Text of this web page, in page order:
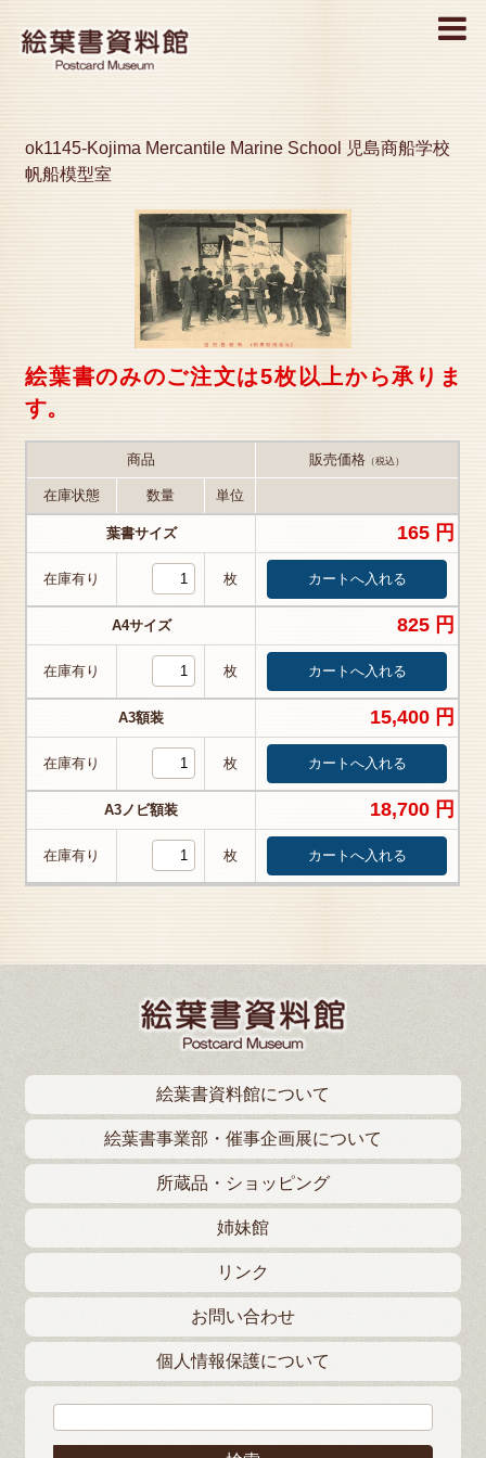
MENU
ok1145-Kojima Mercantile Marine School 児島商船学校
帆船模型室
絵葉書のみのご注文は5枚以上から承りま
す。
商品 販売価格 （税込）
在庫状態 数量 単位
葉書サイズ 165 円
在庫有り 枚
A4サイズ 825 円
在庫有り 枚
A3額装 15,400 円
在庫有り 枚
A3ノビ額装 18,700 円
在庫有り 枚
絵葉書資料館について
絵葉書事業部・催事企画展について
所蔵品・ショッピング
姉妹館
リンク
お問い合わせ
個人情報保護について